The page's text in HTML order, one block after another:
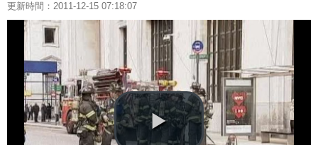
更新時間：2011-12-15 07:18:07